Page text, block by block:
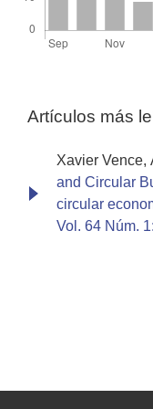
Artículos más
Xavier Vence,
and Circular
circular
Vol. 64 Núm.